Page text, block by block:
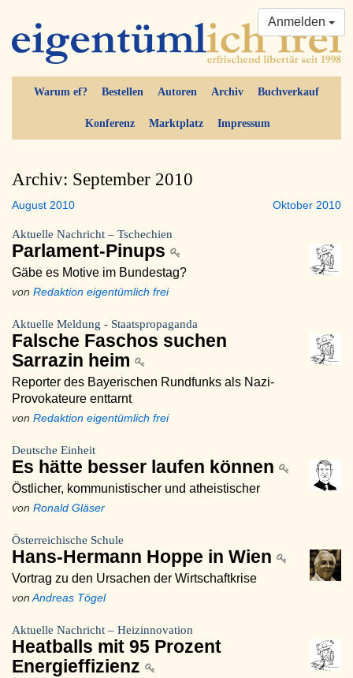
Warum ef? Bestellen Autoren Archiv Buchverkauf
Konferenz Marktplatz Impressum
Anmelden
Archiv: September 2010
August 2010 Oktober 2010
Aktuelle Nachricht – Tschechien
Parlament-Pinups
Gäbe es Motive im Bundestag?
von Redaktion eigentümlich frei
Aktuelle Meldung - Staatspropaganda
Falsche Faschos suchen
Sarrazin heim
Reporter des Bayerischen Rundfunks als Nazi-
Provokateure enttarnt
von Redaktion eigentümlich frei
Deutsche Einheit
Es hätte besser laufen können
Östlicher, kommunistischer und atheistischer
von Ronald Gläser
Österreichische Schule
Hans-Hermann Hoppe in Wien
Vortrag zu den Ursachen der Wirtschaftkrise
von Andreas Tögel
Aktuelle Nachricht – Heizinnovation
Heatballs mit 95 Prozent
Energieffizienz